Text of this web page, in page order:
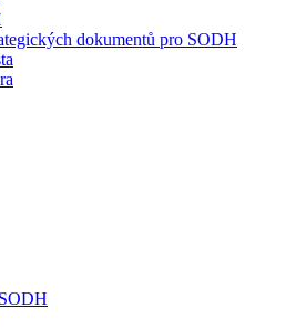
dokumentů pro SODH